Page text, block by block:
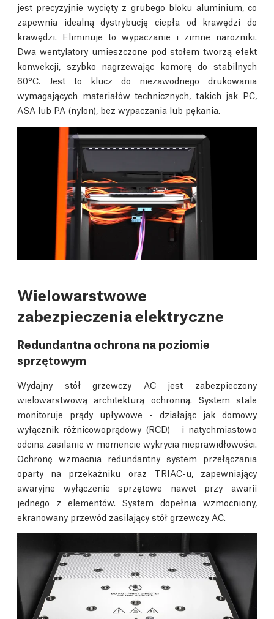
jest precyzyjnie wycięty z grubego bloku aluminium, co
zapewnia idealną dystrybucję ciepła od krawędzi do
krawędzi. Eliminuje to wypaczanie i zimne narożniki.
Dwa wentylatory umieszczone pod stołem tworzą efekt
konwekcji, szybko nagrzewając komorę do stabilnych
60°C. Jest to klucz do niezawodnego drukowania
wymagających materiałów technicznych, takich jak PC,
ASA lub PA (nylon), bez wypaczania lub pękania.
Wielowarstwowe
zabezpieczenia elektryczne
Redundantna ochrona na poziomie
sprzętowym
Wydajny stół grzewczy AC jest zabezpieczony
wielowarstwową architekturą ochronną. System stale
monitoruje prądy upływowe - działając jak domowy
wyłącznik różnicowoprądowy (RCD) - i natychmiastowo
odcina zasilanie w momencie wykrycia nieprawidłowości.
Ochronę wzmacnia redundantny system przełączania
oparty na przekaźniku oraz TRIAC-u, zapewniający
awaryjne wyłączenie sprzętowe nawet przy awarii
jednego z elementów. System dopełnia wzmocniony,
ekranowany przewód zasilający stół grzewczy AC.